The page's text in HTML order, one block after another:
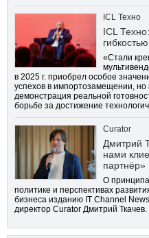
ICL Техно
ICL
гибкостью
«Стали
в 2025 г. приобрел особое
успехов в импортозамещении, но
демонстрация реальной
борьбе за достижение
Curator
Дмитрий
нами
партнёр»
О
политике и перспективах
бизнеса изданию IT Channel
директор Curator Дмитрий Ткачев.